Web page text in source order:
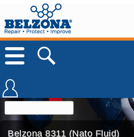
Belzona 8311 (Nato Fluid)